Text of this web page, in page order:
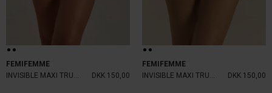
FEMIFEMME
INVISIBLE MAXI TRUSSE SOFT PINK
DKK 150,00
FEMIFEMME
INVISIBLE MAXI TRUSSE SAND
DKK 150,00